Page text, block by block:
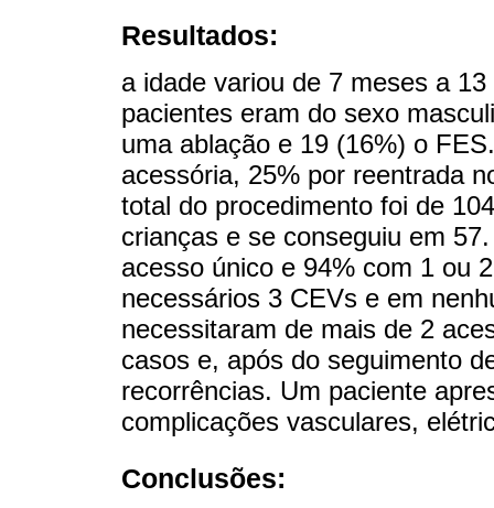
Resultados:
a idade variou de 7 meses a
pacientes eram do sexo
uma ablação e 19 (16%) o
acessória, 25% por reentrada
total do procedimento foi de
crianças e se conseguiu em
acesso único e 94% com 1 ou
necessários 3 CEVs e em
necessitaram de mais de 2
casos e, após do seguimento
recorrências. Um paciente
complicações vasculares,
Conclusões: